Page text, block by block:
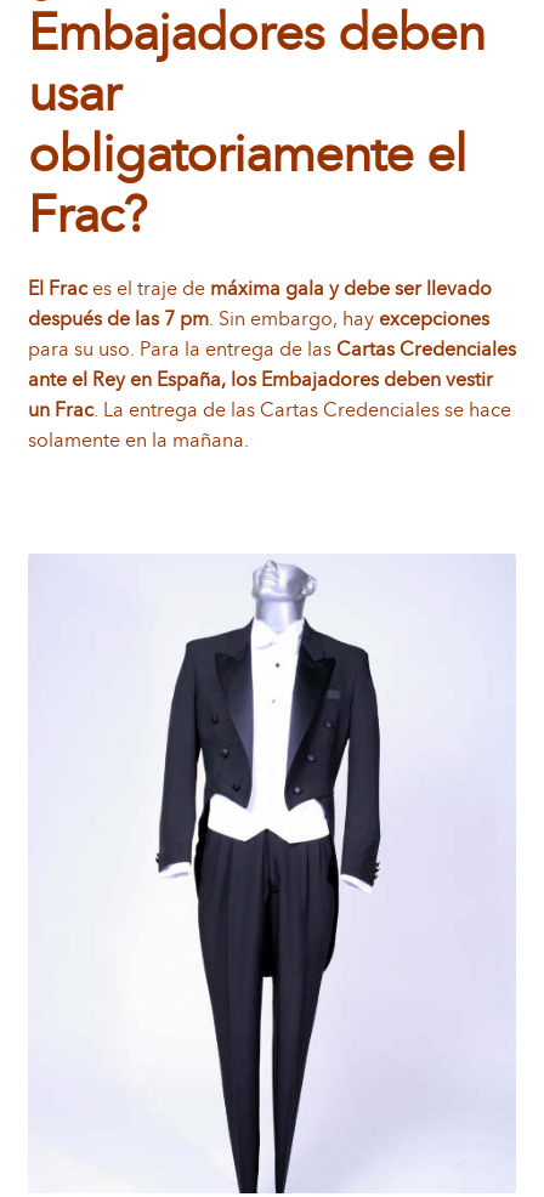
Embajadores deben
usar
obligatoriamente el
Frac?
El Fraces el traje de máxima gala y debe ser llevado
después de las 7 pm. Sin embargo, hay excepciones
para su uso. Para la entrega de las Cartas Credenciales
ante el Rey en España, los Embajadores deben vestir
un Frac. La entrega de las Cartas Credenciales se hace
solamente en la mañana.